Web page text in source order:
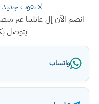
لا تفوت جديد
انضم الآن إلى عائلتنا عبر
يتوصل
واتساب